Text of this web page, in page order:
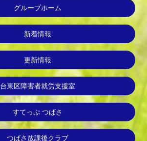
グループホーム
新着情報
更新情報
台東区障害者就労支援室
すてっぷ つばさ
つばさ放課後クラブ